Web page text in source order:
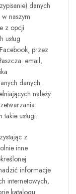
danych
naszym
z opcji
usług
przez
email,
danych.
należy
usługi.
z
inne
informacje
internetowych,